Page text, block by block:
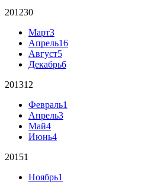
201230
Март3
Апрель16
Август5
Декабрь6
201312
Февраль1
Апрель3
Май4
Июнь4
20151
Ноябрь1